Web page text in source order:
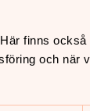
finns
och när